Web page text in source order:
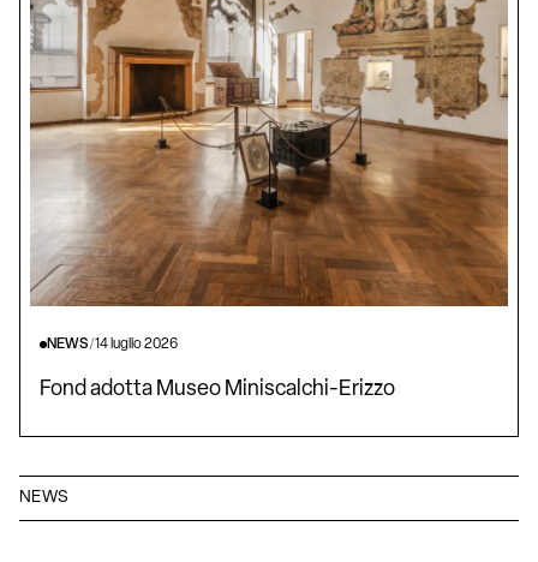
NEWS
NEWS/14 luglio 2026
Fond adotta Museo Miniscalchi-Erizzo